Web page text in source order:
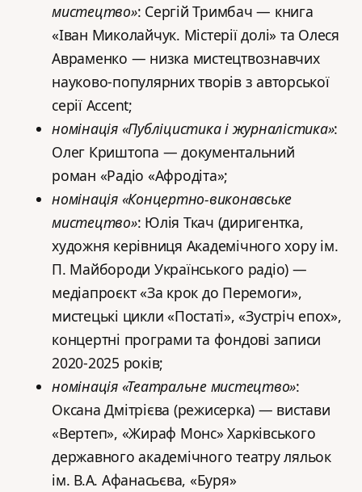
мистецтво»: Сергій Тримбач — книга
«Іван Миколайчук. Містерії долі» та Олеся
Авраменко — низка мистецтвознавчих
науково-популярних творів з авторської
серії Accent;
номінація «Публіцистика і журналістика»:
Олег Криштопа — документальний
роман «Радіо «Афродіта»;
номінація «Концертно-виконавське
мистецтво»: Юлія Ткач (диригентка,
художня керівниця Академічного хору ім.
П. Майбороди Українського радіо) —
медіапроєкт «За крок до Перемоги»,
мистецькі цикли «Постаті», «Зустріч епох»,
концертні програми та фондові записи
2020-2025 років;
номінація «Театральне мистецтво»:
Оксана Дмітрієва (режисерка) — вистави
«Вертеп», «Жираф Монс» Харківського
державного академічного театру ляльок
ім. В.А. Афанасьєва, «Буря»